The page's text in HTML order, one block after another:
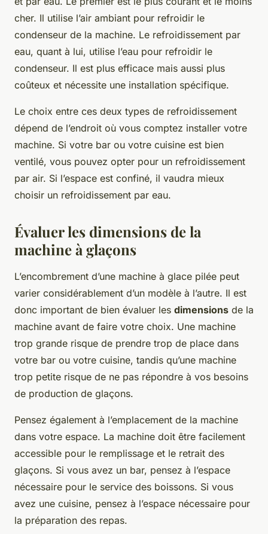
cher. Il utilise l’air ambiant pour refroidir le
condenseur de la machine. Le refroidissement par
eau, quant à lui, utilise l’eau pour refroidir le
condenseur. Il est plus efficace mais aussi plus
coûteux et nécessite une installation spécifique.
Le choix entre ces deux types de refroidissement
dépend de l’endroit où vous comptez installer votre
machine. Si votre bar ou votre cuisine est bien
ventilé, vous pouvez opter pour un refroidissement
par air. Si l’espace est confiné, il vaudra mieux
choisir un refroidissement par eau.
Évaluer les dimensions de la
machine à glaçons
L’encombrement d’une machine à glace pilée peut
varier considérablement d’un modèle à l’autre. Il est
donc important de bien évaluer les dimensions de la
machine avant de faire votre choix. Une machine
trop grande risque de prendre trop de place dans
votre bar ou votre cuisine, tandis qu’une machine
trop petite risque de ne pas répondre à vos besoins
de production de glaçons.
Pensez également à l’emplacement de la machine
dans votre espace. La machine doit être facilement
accessible pour le remplissage et le retrait des
glaçons. Si vous avez un bar, pensez à l’espace
nécessaire pour le service des boissons. Si vous
avez une cuisine, pensez à l’espace nécessaire pour
la préparation des repas.